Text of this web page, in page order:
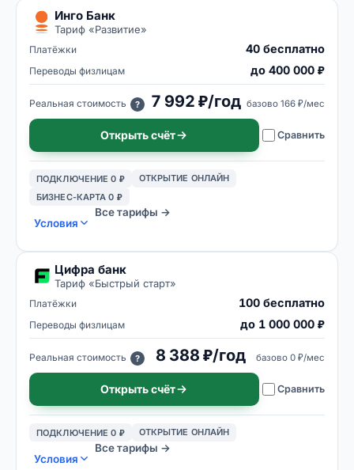
Инго Банк
Тариф «Развитие»
Платёжки 40 бесплатно
Переводы физлицам до 400 000 ₽
Реальная стоимость ? 7 992 ₽/год базово 166 ₽/мес
Открыть счёт Сравнить
ПОДКЛЮЧЕНИЕ 0 ₽
ОТКРЫТИЕ ОНЛАЙН
БИЗНЕС-КАРТА 0 ₽
Условия
Все тарифы →
Цифра банк
Тариф «Быстрый старт»
Платёжки 100 бесплатно
Переводы физлицам до 1 000 000 ₽
Реальная стоимость ? 8 388 ₽/год базово 0 ₽/мес
Открыть счёт Сравнить
ПОДКЛЮЧЕНИЕ 0 ₽ ОТКРЫТИЕ ОНЛАЙН
Условия
Все тарифы →